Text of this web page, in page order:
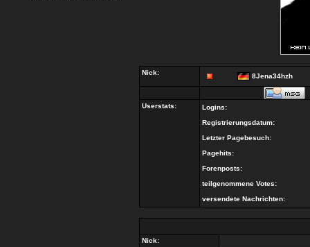
Nick: 8Jena34hzh
Userstats:
Logins:
Registrierungsdatum:
Letzter Pagebesuch:
Pagehits:
Forenposts:
teilgenommene Votes:
versendete Nachrichten:
Nick: